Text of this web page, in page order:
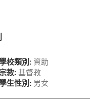
校類別: 資助
教: 基督教
生性別: 男女